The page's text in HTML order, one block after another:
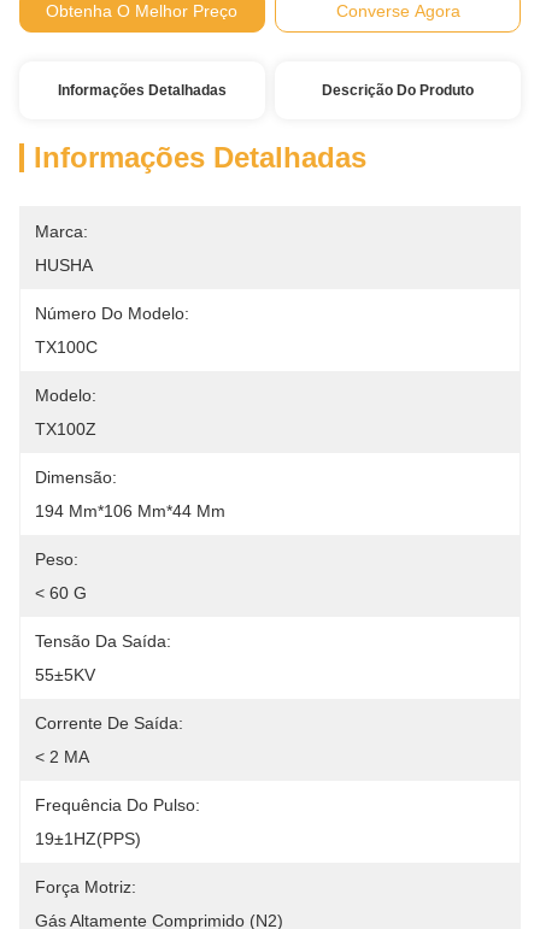
Obtenha O Melhor Preço Converse Agora
Informações Detalhadas Descrição Do Produto
Informações Detalhadas
Marca:
HUSHA
Número Do Modelo:
TX100C
Modelo:
TX100Z
Dimensão:
194 Mm*106 Mm*44 Mm
Peso:
< 60 G
Tensão Da Saída:
55±5KV
Corrente De Saída:
< 2 MA
Frequência Do Pulso:
19±1HZ(PPS)
Força Motriz:
Gás Altamente Comprimido (N2)